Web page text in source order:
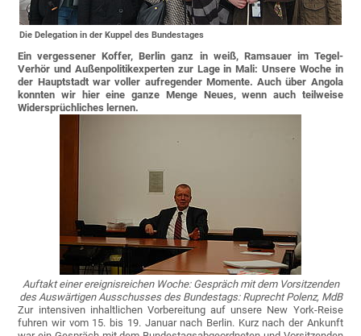
Die Delegation in der Kuppel des Bundestages
Ein vergessener Koffer, Berlin ganz in weiß, Ramsauer im Tegel-
Verhör und Außenpolitikexperten zur Lage in Mali: Unsere Woche in
der Hauptstadt war voller aufregender Momente. Auch über Angola
konnten wir hier eine ganze Menge Neues, wenn auch teilweise
Widersprüchliches lernen.
Auftakt einer ereignisreichen Woche: Gespräch mit dem Vorsitzenden
des Auswärtigen Ausschusses des Bundestags: Ruprecht Polenz, MdB
Zur intensiven inhaltlichen Vorbereitung auf unsere New York-Reise
fuhren wir vom 15. bis 19. Januar nach Berlin. Kurz nach der Ankunft